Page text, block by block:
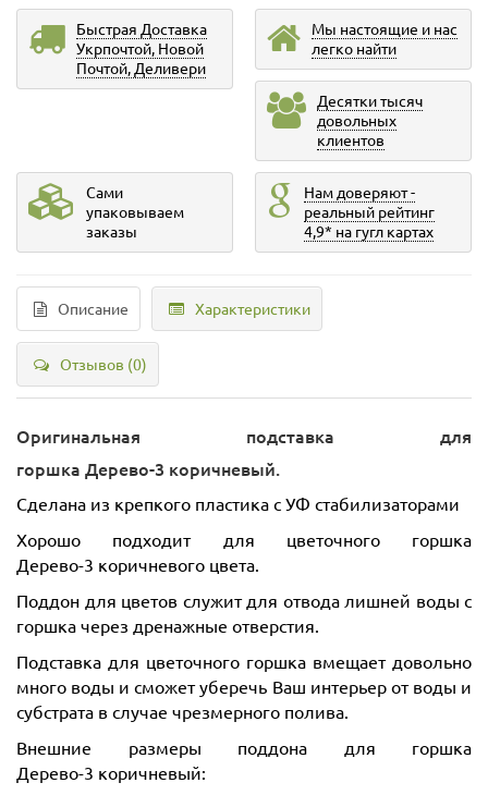
Быстрая Доставка
Укрпочтой, Новой
Почтой, Деливери
Мы настоящие и нас
легко найти
Десятки тысяч
довольных
клиентов
Сами
упаковываем
заказы
Нам доверяют -
реальный рейтинг
4,9* на гугл картах
Описание Характеристики
Отзывов (0)
Оригинальная подставка для
горшка Дерево-3 коричневый.
Сделана из крепкого пластика с УФ стабилизаторами
Хорошо подходит для цветочного горшка
Дерево-3 коричневого цвета.
Поддон для цветов служит для отвода лишней воды с
горшка через дренажные отверстия.
Подставка для цветочного горшка вмещает довольно
много воды и сможет уберечь Ваш интерьер от воды и
субстрата в случае чрезмерного полива.
Внешние размеры поддона для горшка
Дерево-3 коричневый: